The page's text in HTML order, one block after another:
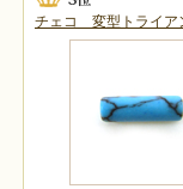
チェコ 変型トライア